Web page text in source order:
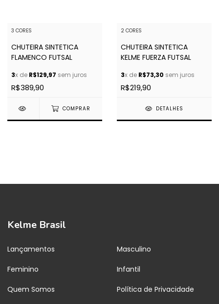
3 CORES
CHUTEIRA SINTETICA
FLAMENCO FUTSAL
3x de R$129,97 sem juros
R$389,90
COMPRAR
2 CORES
CHUTEIRA SINTETICA
KELME FUERZA FUTSAL
3x de R$73,30 sem juros
R$219,90
DETALHES
Kelme Brasil
Lançamentos Masculino
Feminino Infantil
Quem Somos Política de Privacidade